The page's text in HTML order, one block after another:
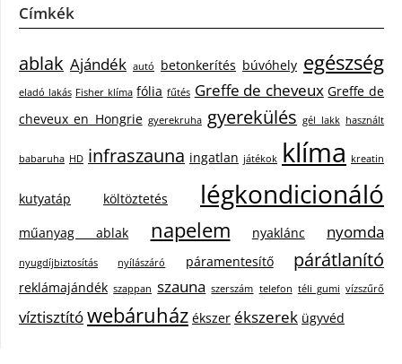
Címkék
ablak Ajándék autó betonkerítés búvóhely egészség
eladó lakás Fisher klíma fólia fűtés Greffe de cheveux Greffe de
cheveux en Hongrie gyerekruha gyerekülés gél lakk használt
babaruha HD infraszauna ingatlan játékok klíma kreatin
kutyatáp költöztetés légkondicionáló
műanyag ablak napelem nyaklánc nyomda
nyugdíjbiztosítás nyílászáró páramentesítő párátlanító
reklámajándék szappan szauna szerszám telefon téli gumi vízszűrő
víztisztítówebáruház ékszer ékszerek ügyvéd